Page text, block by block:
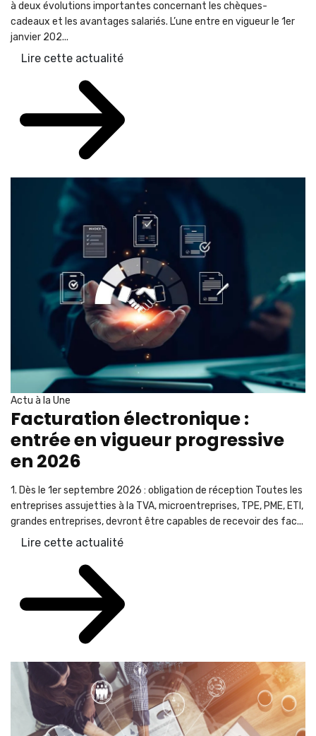
à deux évolutions importantes concernant les chèques-
cadeaux et les avantages salariés. L’une entre en vigueur le 1er
janvier 202...
Lire cette actualité
Actu à la Une
Facturation électronique :
entrée en vigueur progressive
en 2026
1. Dès le 1er septembre 2026 : obligation de réception Toutes les
entreprises assujetties à la TVA, microentreprises, TPE, PME, ETI,
grandes entreprises, devront être capables de recevoir des fac...
Lire cette actualité